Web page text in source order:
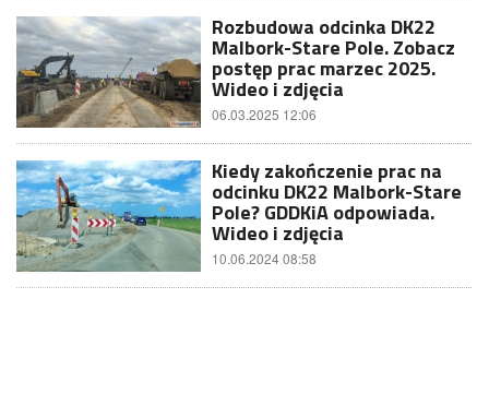
Rozbudowa odcinka DK22
Malbork-Stare Pole. Zobacz
postęp prac marzec 2025.
Wideo i zdjęcia
06.03.2025 12:06
Kiedy zakończenie prac na
odcinku DK22 Malbork-Stare
Pole? GDDKiA odpowiada.
Wideo i zdjęcia
10.06.2024 08:58